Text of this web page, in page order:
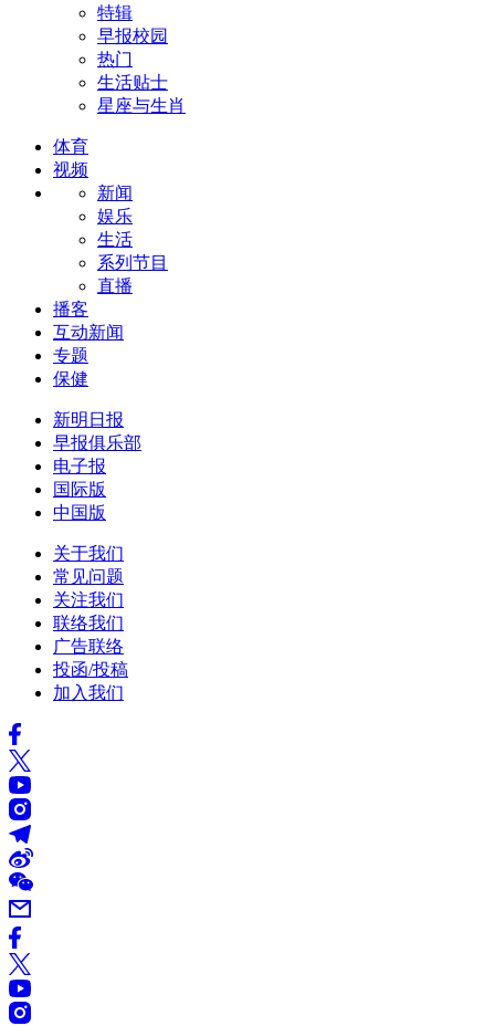
特辑
早报校园
热门
生活贴士
星座与生肖
体育
视频
新闻
娱乐
生活
系列节目
直播
播客
互动新闻
专题
保健
新明日报
早报俱乐部
电子报
国际版
中国版
关于我们
常见问题
关注我们
联络我们
广告联络
投函/投稿
加入我们